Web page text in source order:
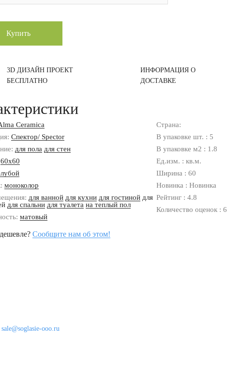
Купить
3D ДИЗАЙН ПРОЕКТ
БЕСПЛАТНО
ИНФОРМАЦИЯ О
ДОСТАВКЕ
Ceramica
Спектор/ Spector
для пола для стен
60x60
моноколор
для ванной для кухни для гостиной для
для спальни для туалета на теплый пол
матовый
Страна:
В упаковке шт. : 5
В упаковке м2 : 1.8
Ед.изм. : кв.м.
Ширина : 60
Новинка : Новинка
Рейтинг : 4.8
Количество оценок : 6
Сообщите нам об этом!
sale@soglasie-ooo.ru